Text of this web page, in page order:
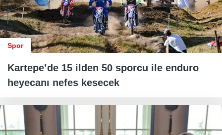
Spor
Kartepe’de 15 ilden 50 sporcu ile enduro
heyecanı nefes kesecek